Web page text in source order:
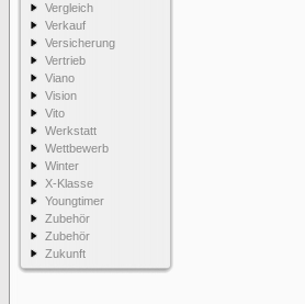
Vergleich
Verkauf
Versicherung
Vertrieb
Viano
Vision
Vito
Werkstatt
Wettbewerb
Winter
X-Klasse
Youngtimer
Zubehör
Zubehör
Zukunft